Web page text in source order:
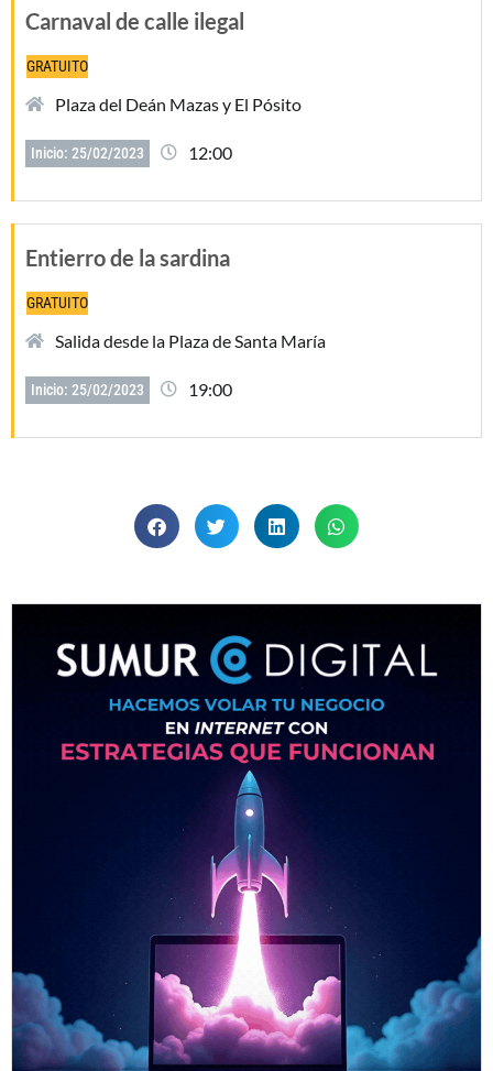
Carnaval de calle ilegal
GRATUITO
Plaza del Deán Mazas y El Pósito
Inicio: 25/02/2023 12:00
Entierro de la sardina
GRATUITO
Salida desde la Plaza de Santa María
Inicio: 25/02/2023 19:00